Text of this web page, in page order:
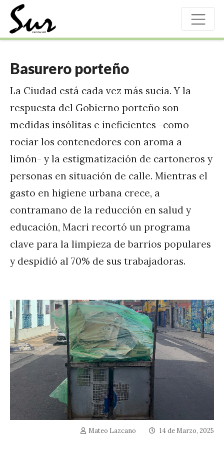
Basurero porteño
La Ciudad está cada vez más sucia. Y la
respuesta del Gobierno porteño son
medidas insólitas e ineficientes -como
rociar los contenedores con aroma a
limón- y la estigmatización de cartoneros y
personas en situación de calle. Mientras el
gasto en higiene urbana crece, a
contramano de la reducción en salud y
educación, Macri recortó un programa
clave para la limpieza de barrios populares
y despidió al 70% de sus trabajadoras.
Mateo Lazcano 14 de Marzo, 2025